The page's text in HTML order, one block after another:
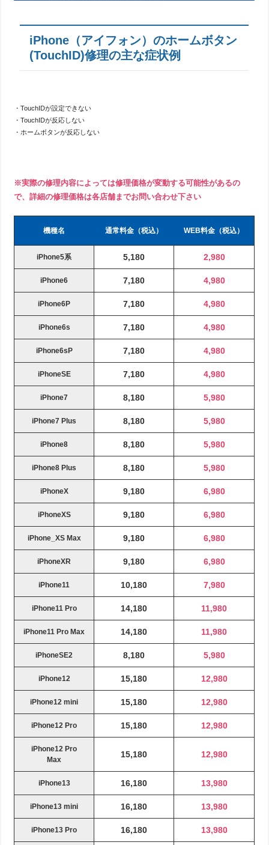
iPhone（アイフォン）のホームボタン
(TouchID)修理の主な症状例
・TouchIDが設定できない
・TouchIDが反応しない
・ホームボタンが反応しない
※実際の修理内容によっては修理価格が変動する可能性があるの
で、詳細の修理価格は各店舗までお問い合わせ下さい
機種名 通常料金（税込） WEB料金（税込）
iPhone5系 5,180 2,980
iPhone6 7,180 4,980
iPhone6P 7,180 4,980
iPhone6s 7,180 4,980
iPhone6sP 7,180 4,980
iPhoneSE 7,180 4,980
iPhone7 8,180 5,980
iPhone7 Plus 8,180 5,980
iPhone8 8,180 5,980
iPhone8 Plus 8,180 5,980
iPhoneX 9,180 6,980
iPhoneXS 9,180 6,980
iPhone_XS Max 9,180 6,980
iPhoneXR 9,180 6,980
iPhone11 10,180 7,980
iPhone11 Pro 14,180 11,980
iPhone11 Pro Max 14,180 11,980
iPhoneSE2 8,180 5,980
iPhone12 15,180 12,980
iPhone12 mini 15,180 12,980
iPhone12 Pro 15,180 12,980
iPhone12 Pro
Max
15,180 12,980
iPhone13 16,180 13,980
iPhone13 mini 16,180 13,980
iPhone13 Pro 16,180 13,980